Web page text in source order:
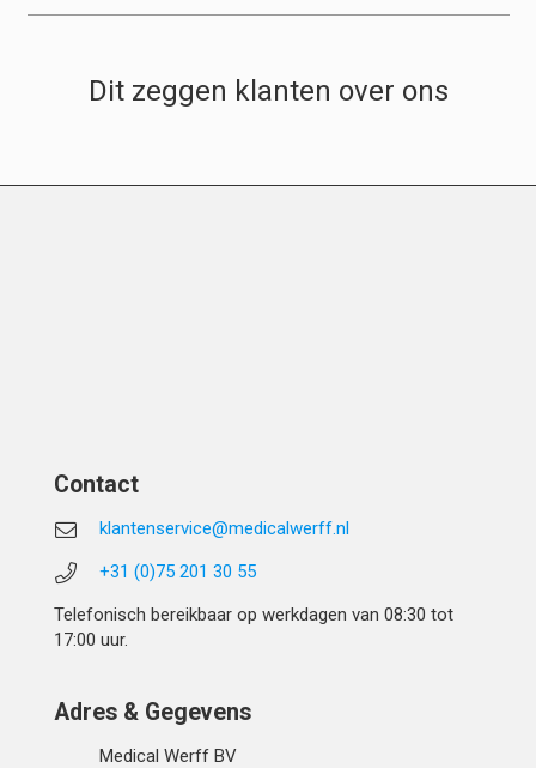
Dit zeggen klanten over ons
Contact
klantenservice@medicalwerff.nl
+31 (0)75 201 30 55
Telefonisch bereikbaar op werkdagen van 08:30 tot
17:00 uur.
Adres & Gegevens
Medical Werff BV